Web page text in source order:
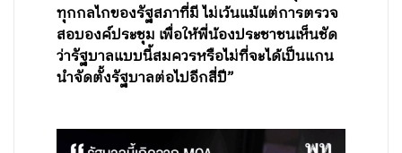
ทุกกลไกของรัฐสภาที่มี ไม่เว้นแม้แต่การตรวจ
สอบองค์ประชุม เพื่อให้พี่น้องประชาชนเห็นชัด
ว่ารัฐบาลแบบนี้สมควรหรือไม่ที่จะได้เป็นแกน
นำจัดตั้งรัฐบาลต่อไปอีกสี่ปี”